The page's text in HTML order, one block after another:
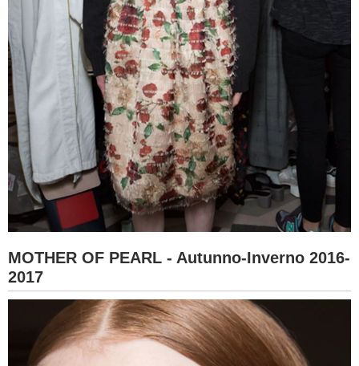
MOTHER OF PEARL - Autunno-Inverno 2016-
2017